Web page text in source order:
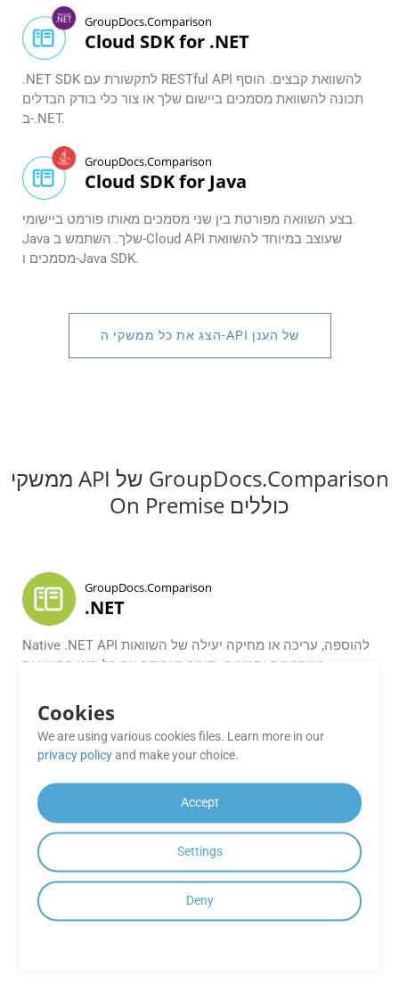
GroupDocs.Comparison
Cloud SDK for .NET
.NET SDK לתקשורת עם RESTful API להשוואת קבצים. הוסף
תכונה להשוואת מסמכים ביישום שלך או צור כלי בודק הבדלים
ב-.NET.
GroupDocs.Comparison
Cloud SDK for Java
בצע השוואה מפורטת בין שני מסמכים מאותו פורמט ביישומי
Java שלך. השתמש ב-Cloud API שעוצב במיוחד להשוואת
מסמכים ו-Java SDK.
הצג את כל ממשקי ה-API של הענן
ממשקי API של GroupDocs.Comparison
On Premise כוללים
GroupDocs.Comparison
.NET
Native .NET API להוספה, עריכה או מחיקה יעילה של השוואות
ממסמכים ותמונות. תומך בעבודה עם כל סוגי ההשוואה
GroupDocs.Comparison
Java
API להשוואת קבצי Java לביאור מקיף לרוב הפורמטים הנפוצים
של קבצי מסמכים ותמונה בכל מערכת הפעלה שבה מותקן JDK.
הצג את כל ממשקי ה-API ON PREMISE
Cookies
We are using various cookies files. Learn more in our
privacy policyand make your choice.
Accept
Settings
Deny